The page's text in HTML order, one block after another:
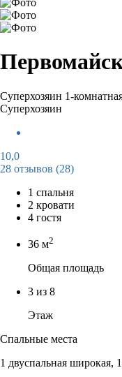
Суперхозяин 1-
Суперхозяин
10,0
28 отзывов (28)
1 спальня
2 кровати
4 гостя
36 м2
Общая площадь
3 из 8
Этаж
Спальные места
1 двуспальная широкая,